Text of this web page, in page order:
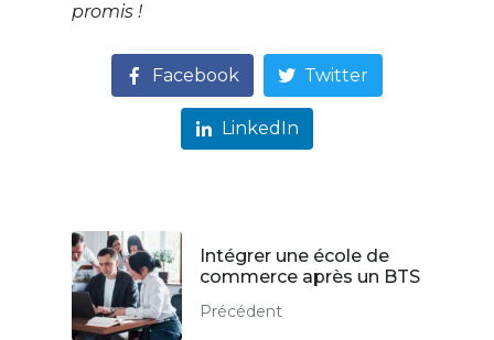
promis !
Facebook Twitter
LinkedIn
Intégrer une école de
commerce après un BTS
Précédent